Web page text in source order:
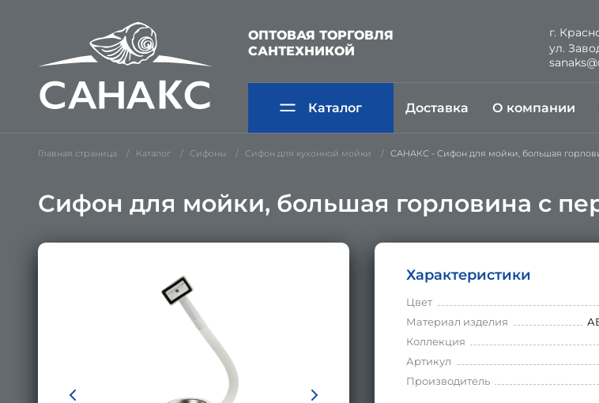
ОПТОВАЯ ТОРГОВЛЯ
САНТЕХНИКОЙ
г.
ул.
Каталог Доставка О компании
Главная страница Каталог Сифоны Сифон для кухонной мойки САНАКС - Сифон для мойки, большая
Сифон для мойки, большая горловина с
Характеристики
Цвет
Материал изделия
Коллекция
Артикул
Производитель